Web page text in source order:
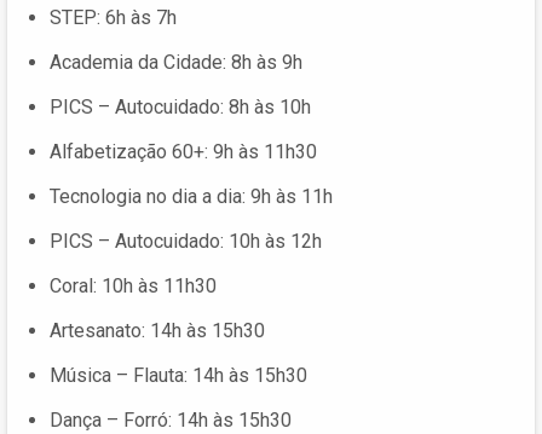
STEP: 6h às 7h
Academia da Cidade: 8h às 9h
PICS – Autocuidado: 8h às 10h
Alfabetização 60+: 9h às 11h30
Tecnologia no dia a dia: 9h às 11h
PICS – Autocuidado: 10h às 12h
Coral: 10h às 11h30
Artesanato: 14h às 15h30
Música – Flauta: 14h às 15h30
Dança – Forró: 14h às 15h30